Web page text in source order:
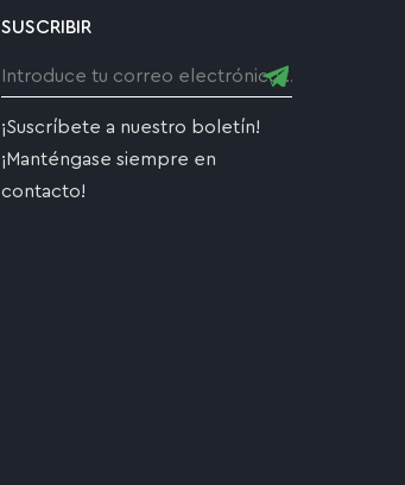
SUSCRIBIR
¡Suscríbete a nuestro boletín!
¡Manténgase siempre en
contacto!